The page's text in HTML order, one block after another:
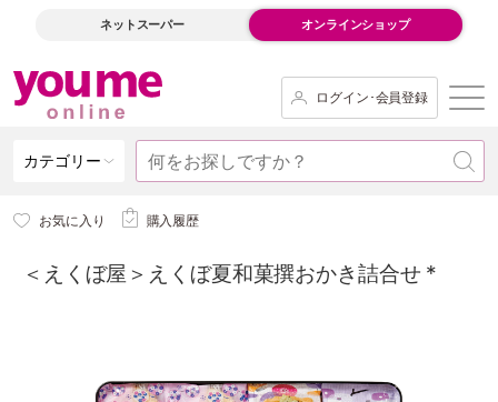
ネットスーパー オンラインショップ
ログイン･会員登録
カテゴリー
お気に入り 購入履歴
＜えくぼ屋＞えくぼ夏和菓撰おかき詰合せ *